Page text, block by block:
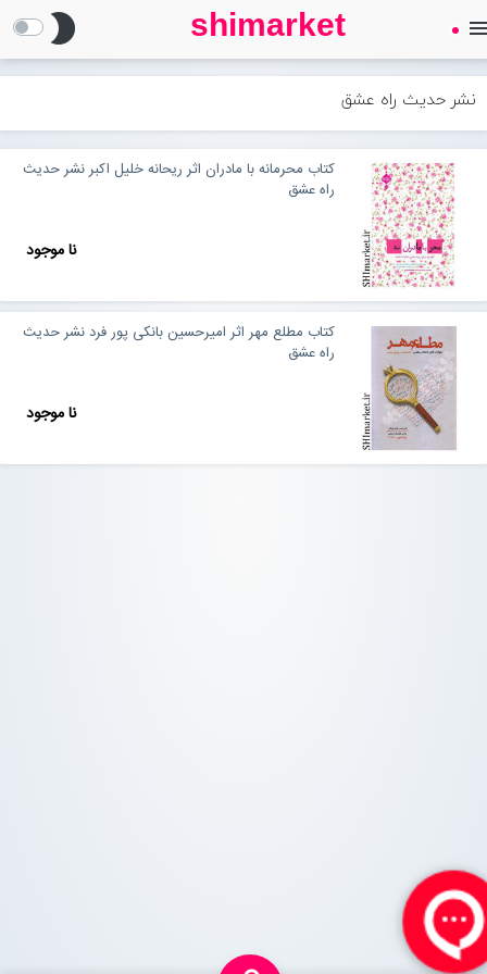
SHIMARKET
فروشگاه اینترنتی کتاب
درباره ما
بلاگ
Open submenu (محصولات)
محصولات
تماس با ما
ورود به سایت
brightness_2 shimarket
نشر حدیث راه عشق
کتاب محرمانه با مادران اثر ریحانه خلیل اکبر نشر حدیث
راه عشق
نا موجود
کتاب مطلع مهر اثر امیرحسین بانکی پور فرد نشر حدیث
راه عشق
نا موجود